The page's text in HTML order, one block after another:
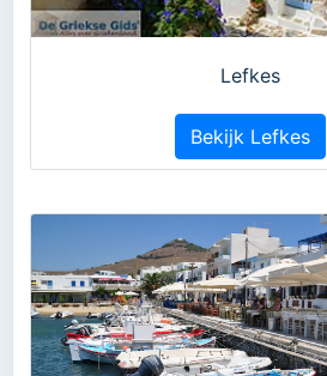
Lefkes
Bekijk Lefkes